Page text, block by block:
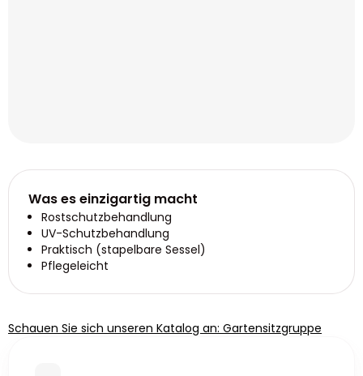
Was es einzigartig macht
Rostschutzbehandlung
UV-Schutzbehandlung
Praktisch (stapelbare Sessel)
Pflegeleicht
Schauen Sie sich unseren Katalog an: Gartensitzgruppe